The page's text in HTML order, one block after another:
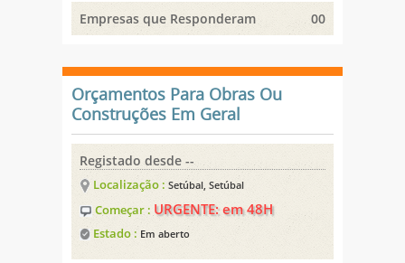
Empresas que Responderam 00
Orçamentos Para Obras Ou
Construções Em Geral
Registado desde --
Localização : Setúbal, Setúbal
Começar : URGENTE: em 48H
Estado : Em aberto